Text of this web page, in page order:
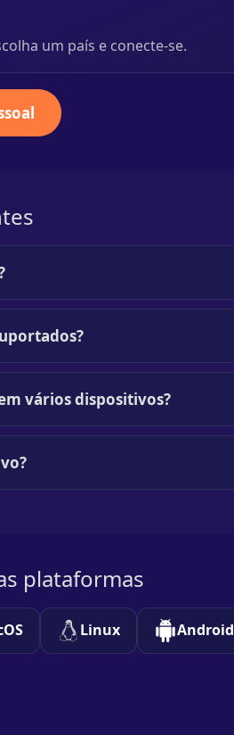
um país e conecte-se.
vários dispositivos?
plataformas
Linux Android